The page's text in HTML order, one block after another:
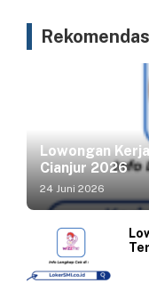
Lowongan
Cianjur 2026
24 Juni 2026